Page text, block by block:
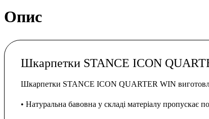
Опис
Шкарпетки STANCE ICON
Шкарпетки STANCE ICON QUARTER WIN
• Натуральна бавовна у складі матеріалу пропускає